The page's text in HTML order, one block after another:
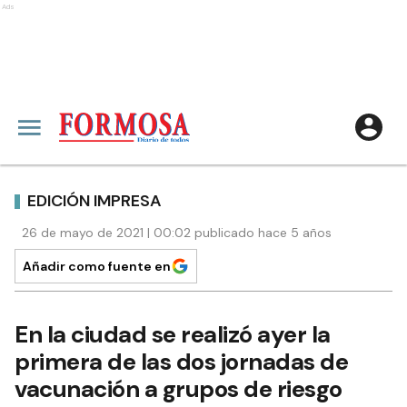
Ads
EDICIÓN IMPRESA
26 de mayo de 2021 | 00:02 publicado hace 5 años
Añadir como fuente en
En la ciudad se realizó ayer la
primera de las dos jornadas de
vacunación a grupos de riesgo